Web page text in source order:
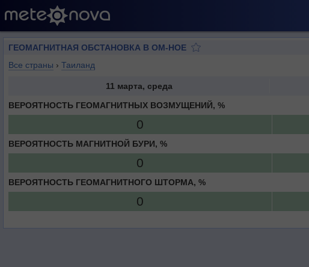
ГЕОМАГНИТНАЯ ОБСТАНОВКА В ОМ-НОЕ
Все страны › Таиланд
11 марта, среда
ВЕРОЯТНОСТЬ ГЕОМАГНИТНЫХ ВОЗМУЩЕНИЙ, %
0
ВЕРОЯТНОСТЬ МАГНИТНОЙ БУРИ, %
0
ВЕРОЯТНОСТЬ ГЕОМАГНИТНОГО ШТОРМА, %
0